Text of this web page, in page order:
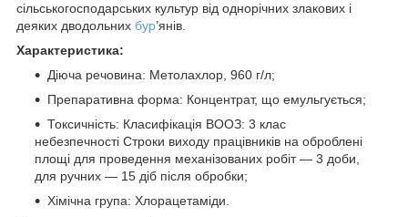
сільськогосподарських культур від однорічних злакових і
деяких дводольних бур’янів.
Характеристика:
Дiюча речовина: Метолахлор, 960 г/л;
Препаративна форма: Концентрат, що емульгується;
Токсичнiсть: Класифікація ВООЗ: 3 клас
небезпечності Строки виходу працівників на оброблені
площі для проведення механізованих робіт — 3 доби,
для ручних — 15 діб після обробки;
Хiмiчна група: Хлорацетаміди.